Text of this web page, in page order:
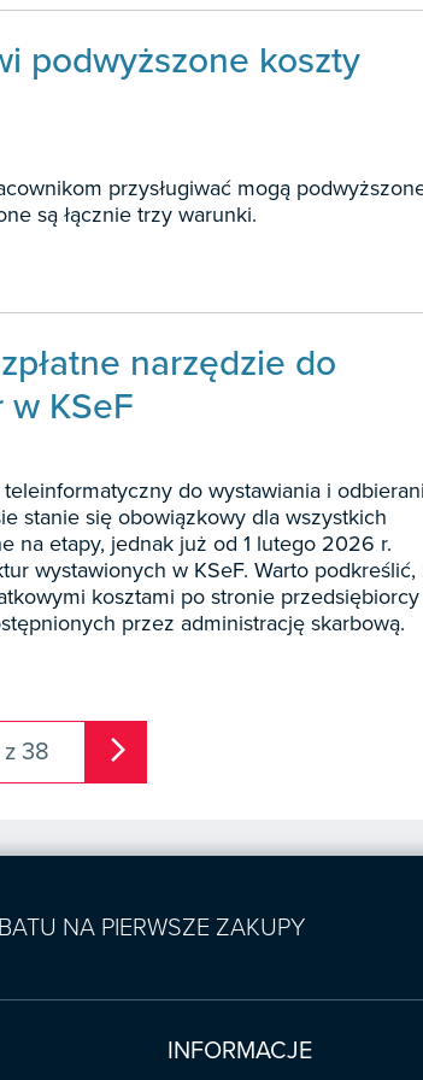
podwyższone koszty
przysługiwać mogą
są łącznie trzy warunki.
narzędzie do
KSeF
do wystawiania i
stanie się obowiązkowy dla wszystkich
na etapy, jednak już od 1 lutego 2026 r.
wystawionych w KSeF. Warto podkreślić,
kosztami po stronie
przez administrację skarbową.
38 arrow_forward_ios
NA PIERWSZE ZAKUPY
INFORMACJE